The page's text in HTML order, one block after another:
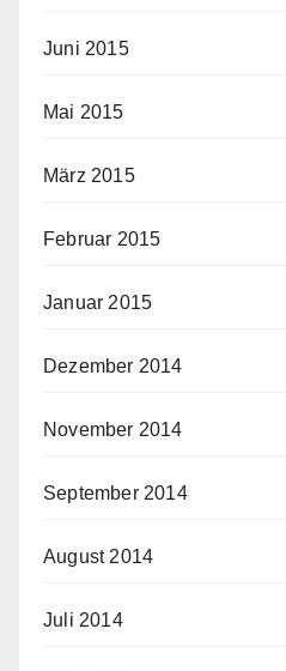
Juni 2015
Mai 2015
März 2015
Februar 2015
Januar 2015
Dezember 2014
November 2014
September 2014
August 2014
Juli 2014